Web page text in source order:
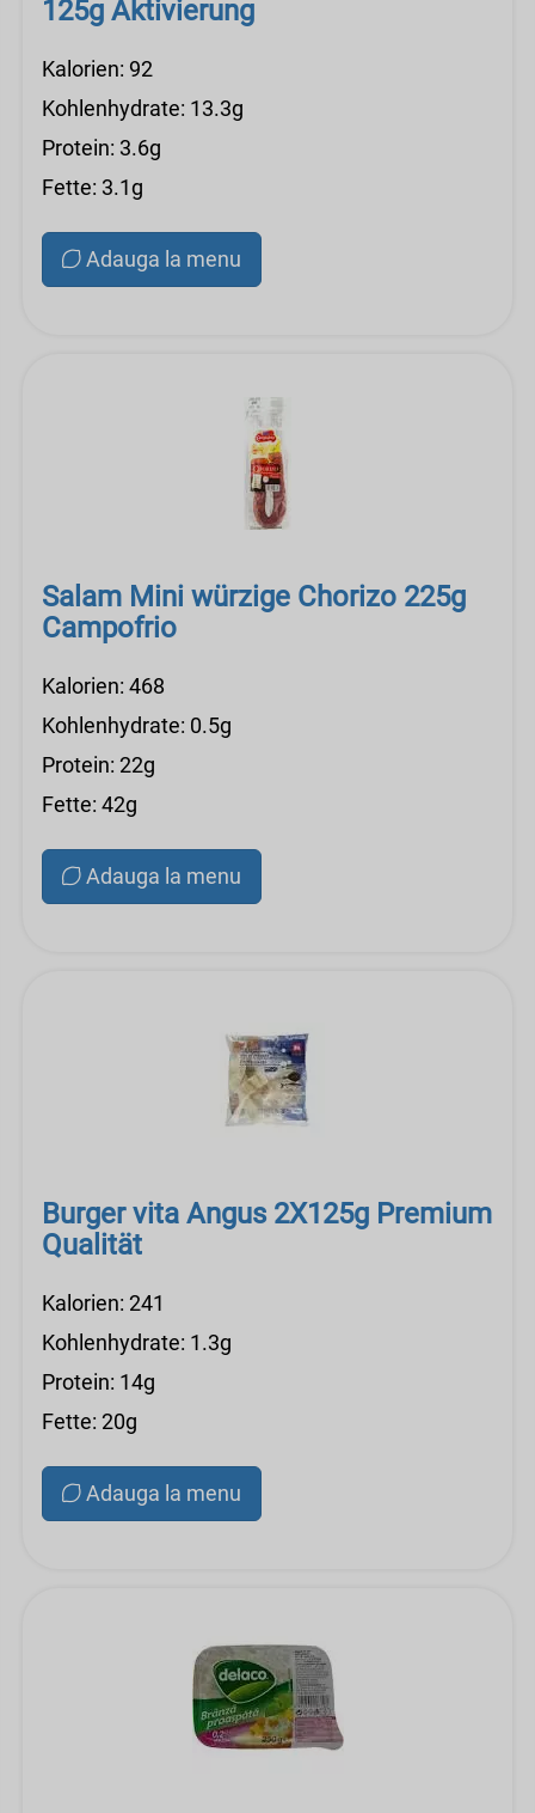
125g Aktivierung
Kalorien: 92
Kohlenhydrate: 13.3g
Protein: 3.6g
Fette: 3.1g
Adauga la menu
Salam Mini würzige Chorizo ​​225g
Campofrio
Kalorien: 468
Kohlenhydrate: 0.5g
Protein: 22g
Fette: 42g
Adauga la menu
Burger vita Angus 2X125g Premium
Qualität
Kalorien: 241
Kohlenhydrate: 1.3g
Protein: 14g
Fette: 20g
Adauga la menu